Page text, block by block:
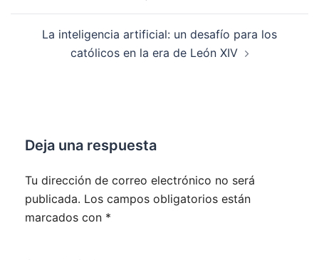
La inteligencia artificial: un desafío para los
católicos en la era de León XIV
Deja una respuesta
Tu dirección de correo electrónico no será
publicada. Los campos obligatorios están
marcados con *